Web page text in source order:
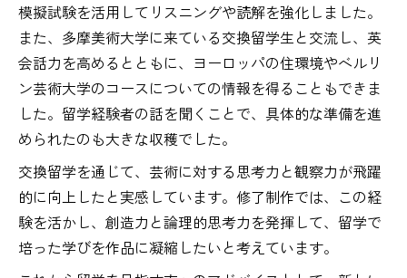
模擬試験を活用してリスニングや読解を強化しました。
また、多摩美術大学に来ている交換留学生と交流し、英
会話力を高めるとともに、ヨーロッパの住環境やベルリ
ン芸術大学のコースについての情報を得ることもできま
した。留学経験者の話を聞くことで、具体的な準備を進
められたのも大きな収穫でした。
交換留学を通じて、芸術に対する思考力と観察力が飛躍
的に向上したと実感しています。修了制作では、この経
験を活かし、創造力と論理的思考力を発揮して、留学で
培った学びを作品に凝縮したいと考えています。